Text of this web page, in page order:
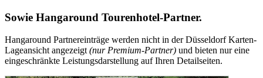
Sowie Hangaround Tourenhotel-Partner.
Hangaround Partnereinträge werden nicht in der Düsseldorf Karten-
Lageansicht angezeigt (nur Premium-Partner) und bieten nur eine
eingeschränkte Leistungsdarstellung auf Ihren Detailseiten.